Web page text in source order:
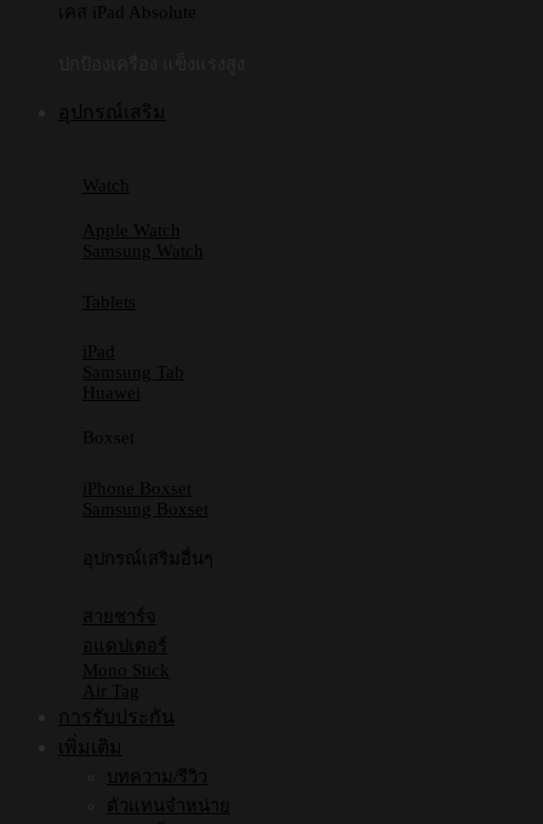
เคส iPad Absolute
อุปกรณ์เสริม
Watch
Apple Watch
Samsung Watch
Tablets
iPad
Samsung Tab
Huawei
Boxset
iPhone Boxset
Samsung Boxset
อุปกรณ์เสริมอื่นๆ
สายชาร์จ
อแดปเตอร์
Mono Stick
Air Tag
การรับประกัน
เพิ่มเติม
บทความ/รีวิว
ตัวแทนจำหน่าย